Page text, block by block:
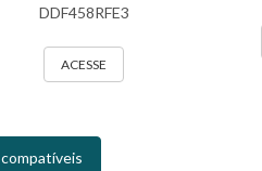
DDF458RFE3
ACESSE